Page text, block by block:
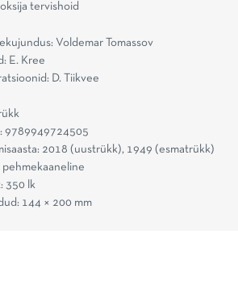
tervishoid
Voldemar Tomassov
E. Kree
D. Tiikvee
9789949724505
2018 (uustrükk), 1949 (esmatrükk)
pehmekaaneline
350 lk
144 × 200 mm